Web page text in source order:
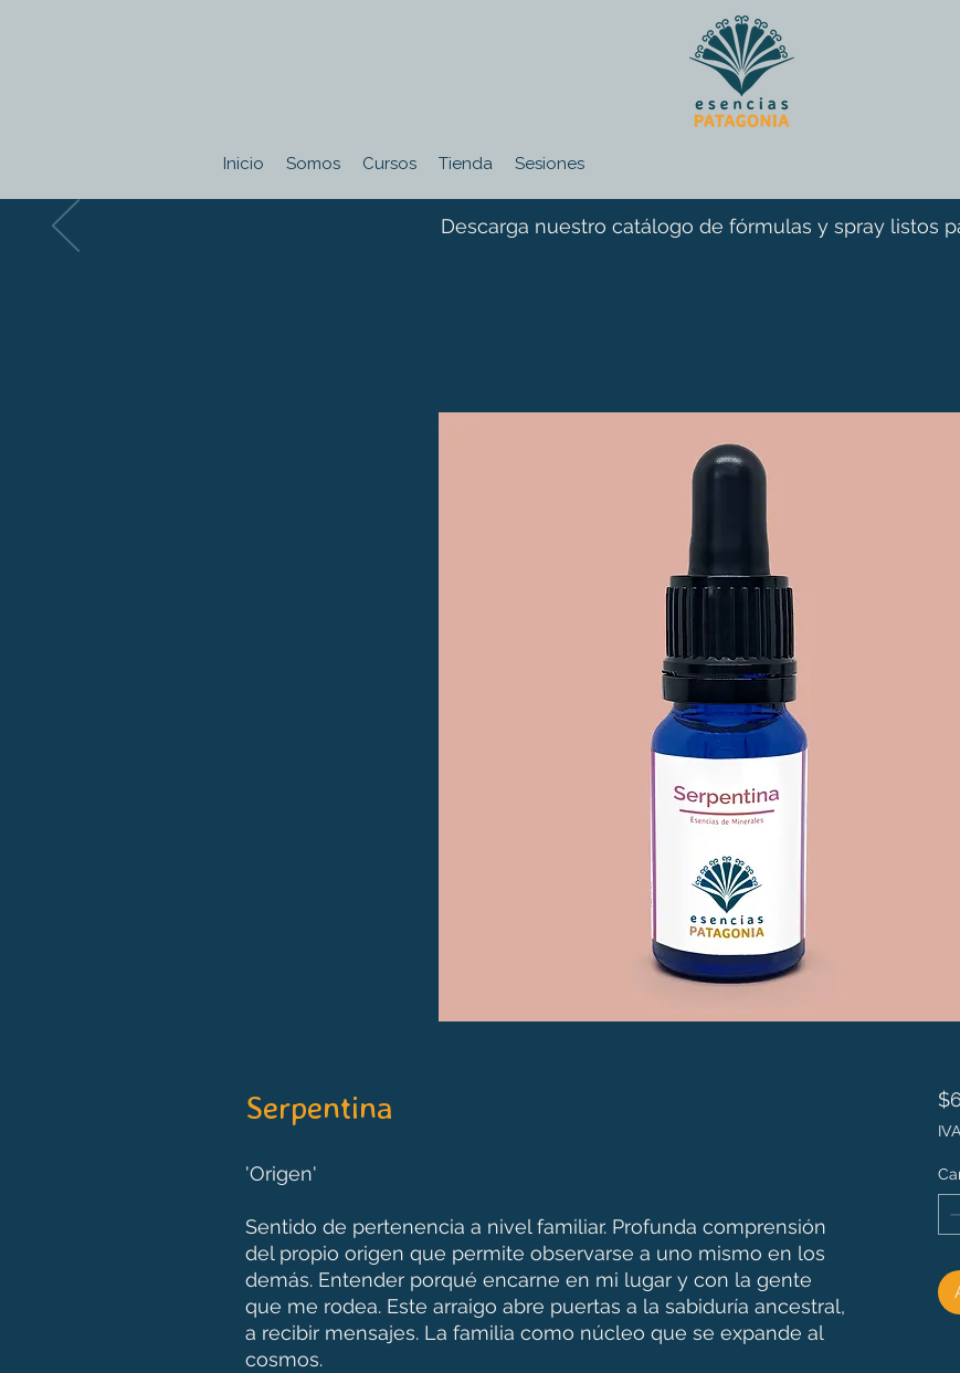
Inicio Somos Cursos Tienda Sesiones
Descarga nuestro catálogo de fórmulas y spray listos
Serpentina
'Origen'
Sentido de pertenencia a nivel familiar. Profunda comprensión
del propio origen que permite observarse a uno mismo en los
demás. Entender porqué encarne en mi lugar y con la gente
que me rodea. Este arraigo abre puertas a la sabiduría ancestral,
a recibir mensajes. La familia como núcleo que se expande al
cosmos.